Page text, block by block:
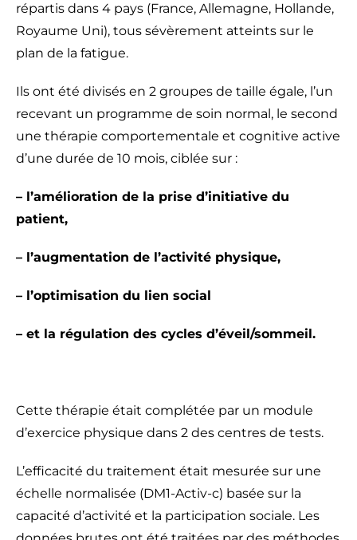
répartis dans 4 pays (France, Allemagne, Hollande,
Royaume Uni), tous sévèrement atteints sur le
plan de la fatigue.
Ils ont été divisés en 2 groupes de taille égale, l’un
recevant un programme de soin normal, le second
une thérapie comportementale et cognitive active
d’une durée de 10 mois, ciblée sur :
– l’amélioration de la prise d’initiative du
patient,
– l’augmentation de l’activité physique,
– l’optimisation du lien social
– et la régulation des cycles d’éveil/sommeil.
Cette thérapie était complétée par un module
d’exercice physique dans 2 des centres de tests.
L’efficacité du traitement était mesurée sur une
échelle normalisée (DM1-Activ-c) basée sur la
capacité d’activité et la participation sociale. Les